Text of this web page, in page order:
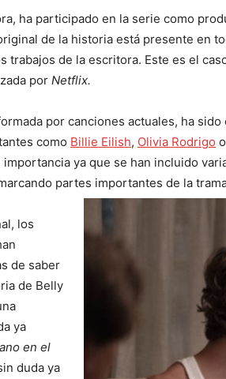
ha participado en la serie como
de la historia está presente en
trabajos de la escritora. Este es el
por Netflix.
por canciones actuales, ha
como Billie Eilish, Olivia Rodrigo
ya que se han incluido
partes importantes de la
los
de saber
de Belly
ya
en el
duda ya